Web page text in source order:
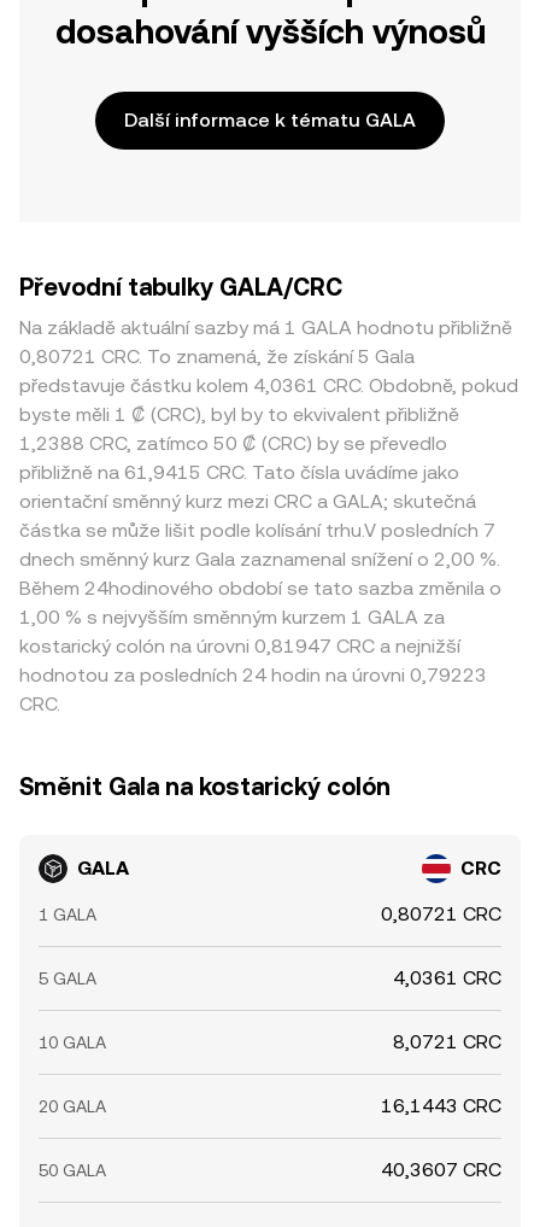
dosahování vyšších výnosů
Další informace k tématu GALA
Převodní tabulky GALA/CRC
Na základě aktuální sazby má 1 GALA hodnotu přibližně
0,80721 CRC. To znamená, že získání 5 Gala
představuje částku kolem 4,0361 CRC. Obdobně, pokud
byste měli 1 ₡ (CRC), byl by to ekvivalent přibližně
1,2388 CRC, zatímco 50 ₡ (CRC) by se převedlo
přibližně na 61,9415 CRC. Tato čísla uvádíme jako
orientační směnný kurz mezi CRC a GALA; skutečná
částka se může lišit podle kolísání trhu.V posledních 7
dnech směnný kurz Gala zaznamenal snížení o 2,00 %.
Během 24hodinového období se tato sazba změnila o
1,00 % s nejvyšším směnným kurzem 1 GALA za
kostarický colón na úrovni 0,81947 CRC a nejnižší
hodnotou za posledních 24 hodin na úrovni 0,79223
CRC.
Směnit Gala na kostarický colón
GALA CRC
1 GALA 0,80721 CRC
5 GALA 4,0361 CRC
10 GALA 8,0721 CRC
20 GALA 16,1443 CRC
50 GALA 40,3607 CRC